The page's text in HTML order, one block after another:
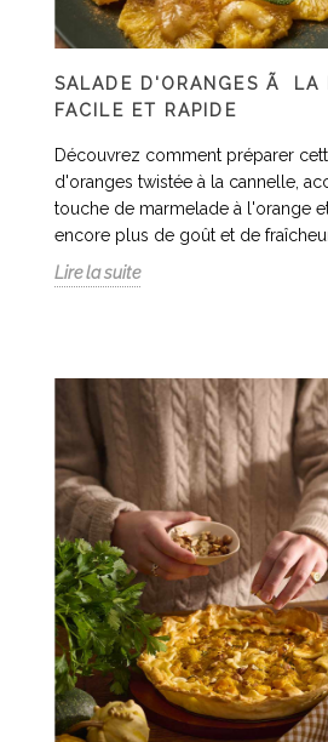
SALADE D'ORANGES Ã LA
FACILE ET RAPIDE
Découvrez comment préparer
d'oranges twistée à la cannelle,
touche de marmelade à l'orange
encore plus de goût et de
Lire la suite